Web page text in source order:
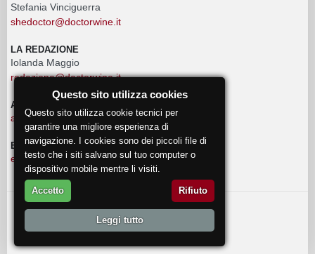
Stefania Vinciguerra
shedoctor@doctorwine.it
LA REDAZIONE
Iolanda Maggio
redazione@doctorwine.it
ADVERTISING
advertising@doctorwine.it
EVENTI
eventi@doctorwine.it
© 2018 DoctorWine .
Questo sito utilizza cookies
Questo sito utilizza cookie tecnici per
garantire una migliore esperienza di
navigazione. I cookies sono dei piccoli file di
testo che i siti salvano sul tuo computer o
dispositivo mobile mentre li visiti.
Accetto Rifiuto
Leggi tutto